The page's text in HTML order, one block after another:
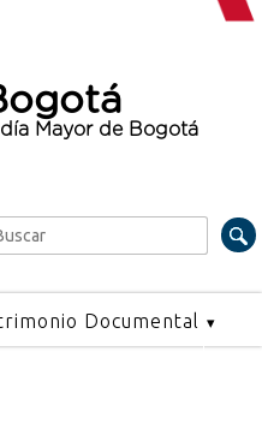
Mayor de Bogotá
de búsqueda
Documental